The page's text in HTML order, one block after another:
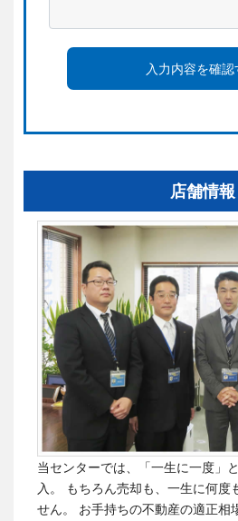
入力内容を確認
店舗情報
当センターでは、「一生に一度」
入。 もちろん売却も、一生に何度
せん。
お手持ちの不動産の適正相